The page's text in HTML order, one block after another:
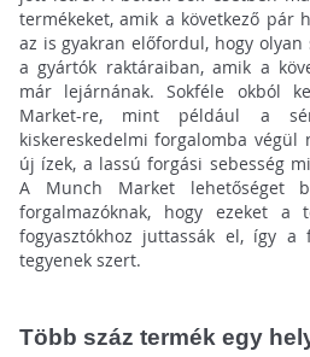
termékeket, amik a következő pár
az is gyakran előfordul, hogy
a gyártók raktáraiban, amik a
már lejárnának. Sokféle okból
Market-re, mint például a
kiskereskedelmi forgalomba végül
új ízek, a lassú forgási sebesség
A Munch Market lehetőséget
forgalmazóknak, hogy ezeket a
fogyasztókhoz juttassák el, így a
tegyenek szert.
Több száz termék egy